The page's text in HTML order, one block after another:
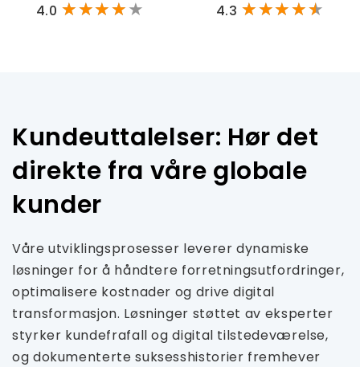
4.0 4.3
Kundeuttalelser: Hør det
direkte fra våre globale
kunder
Våre utviklingsprosesser leverer dynamiske
løsninger for å håndtere forretningsutfordringer,
optimalisere kostnader og drive digital
transformasjon. Løsninger støttet av eksperter
styrker kundefrafall og digital tilstedeværelse,
og dokumenterte suksesshistorier fremhever